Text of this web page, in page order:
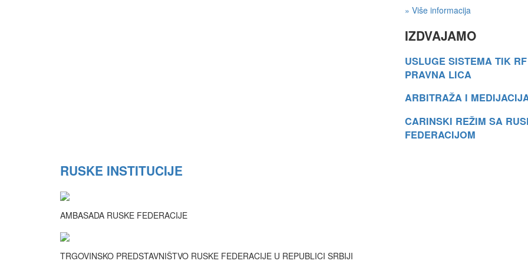
» Više informacija
IZDVAJAMO
USLUGE SISTEMA TIK
PRAVNA LICA
ARBITRAŽA I
CARINSKI REŽIM SA
FEDERACIJOM
RUSKE INSTITUCIJE
AMBASADA RUSKE FEDERACIJE
TRGOVINSKO PREDSTAVNIŠTVO RUSKE FEDERACIJE U REPUBLICI SRBIJI